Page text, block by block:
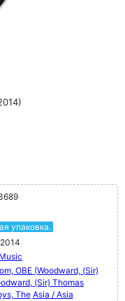
упаковка.
OBE (Woodward, (Sir)
(Sir) Thomas
The Asia / Asia